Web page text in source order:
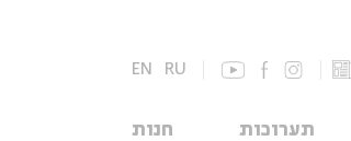
EN RU
תערוכות חנות